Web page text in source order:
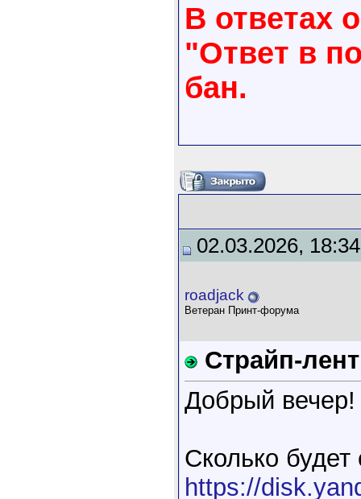
В ответах
"Ответ в
бан.
02.03.2026, 18:34
roadjack
Ветеран Принт-форума
Страйп-
Добрый вечер!
Сколько будет
https://